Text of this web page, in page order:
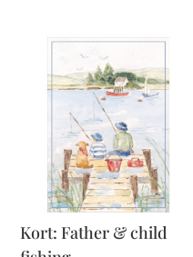
Kort: Father & child